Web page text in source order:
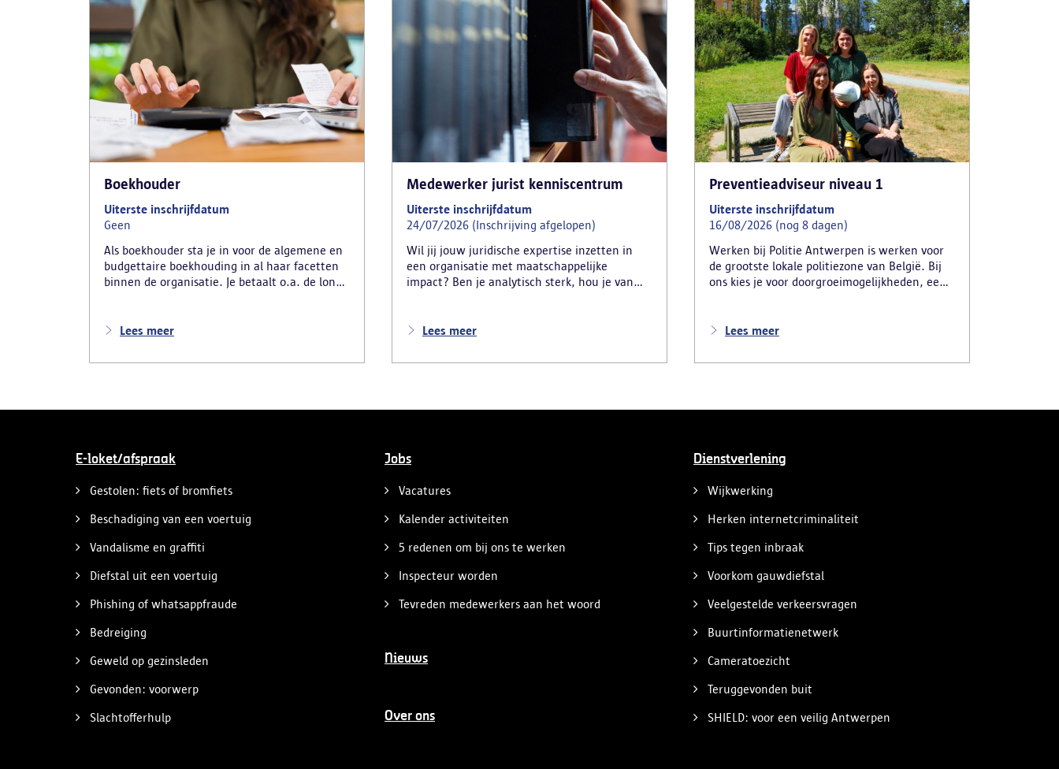
Boekhouder
Uiterste inschrijfdatum
Geen
Als boekhouder sta je in voor de algemene en
budgettaire boekhouding in al haar facetten
binnen de organisatie. Je betaalt o.a. de lonen
Lees meer
Medewerker jurist kenniscentrum
Uiterste inschrijfdatum
24/07/2026 (Inschrijving afgelopen)
Wil jij jouw juridische expertise inzetten in
een organisatie met maatschappelijke
impact? Ben je analytisch sterk, hou je van
politieorganisatie? Dan is deze functie iets
Lees meer
Preventieadviseur niveau 1
Uiterste inschrijfdatum
16/08/2026 (nog 8 dagen)
Werken bij Politie Antwerpen is werken voor
de grootste lokale politiezone van België. Bij
ons kies je voor doorgroeimogelijkheden, een
Antwerpen is ANDERS. We zijn een voorbeeld
werken met state-of-the-artmateriaal,
kunnen we een verschil maken in de
Lees meer
E-loket/afspraak
Gestolen: fiets of bromfiets
Beschadiging van een voertuig
Vandalisme en graffiti
Diefstal uit een voertuig
Phishing of whatsappfraude
Bedreiging
Geweld op gezinsleden
Gevonden: voorwerp
Slachtofferhulp
Jobs
Vacatures
Kalender activiteiten
5 redenen om bij ons te werken
Inspecteur worden
Tevreden medewerkers aan het woord
Nieuws
Over ons
Dienstverlening
Wijkwerking
Herken internetcriminaliteit
Tips tegen inbraak
Voorkom gauwdiefstal
Veelgestelde verkeersvragen
Buurtinformatienetwerk
Cameratoezicht
Teruggevonden buit
SHIELD: voor een veilig Antwerpen